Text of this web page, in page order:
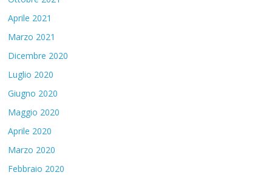
Aprile 2021
Marzo 2021
Dicembre 2020
Luglio 2020
Giugno 2020
Maggio 2020
Aprile 2020
Marzo 2020
Febbraio 2020